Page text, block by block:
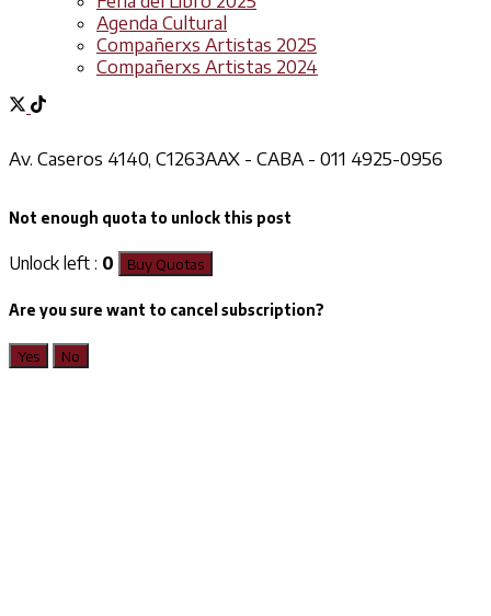
Agenda Cultural
Compañerxs Artistas 2025
Compañerxs Artistas 2024
Av. Caseros 4140, C1263AAX - CABA - 011 4925-0956
Not enough quota to unlock this post
Unlock left : 0 Buy Quotas
Are you sure want to cancel subscription?
Yes No